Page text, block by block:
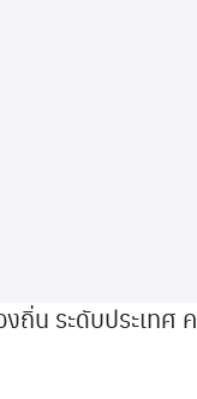
ถิ่น ระดับประเทศ